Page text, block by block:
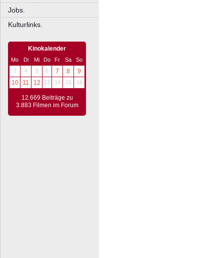
Jobs.
Kulturlinks.
Kinokalender
Mo Di Mi Do Fr Sa
So
3
4 5 6 7 8
9
10
11 12 13 14 15 16
12.669 Beiträge zu
3.883 Filmen im Forum